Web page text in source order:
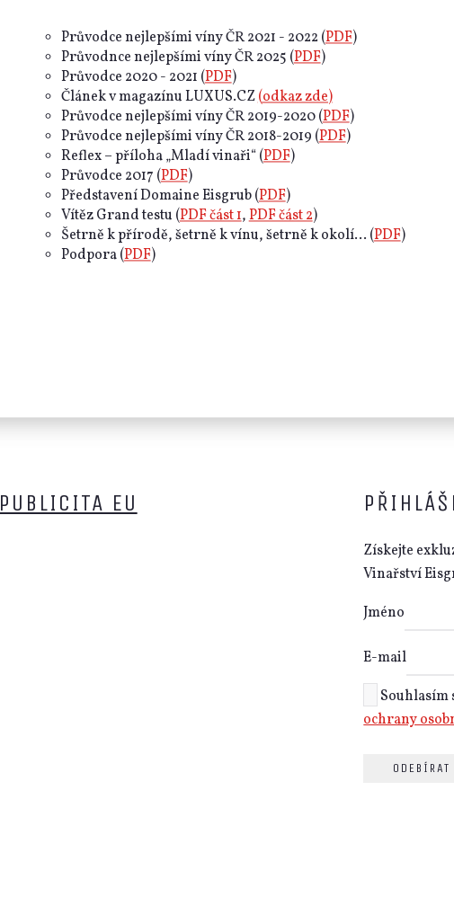
Průvodce nejlepšími víny ČR 2021 - 2022 (PDF)
Průvodnce nejlepšími víny ČR 2025 (PDF)
Průvodce 2020 - 2021 (PDF)
Článek v magazínu LUXUS.CZ(odkaz zde)
Průvodce nejlepšími víny ČR 2019-2020 (PDF)
Průvodce nejlepšími víny ČR 2018-2019 (PDF)
Reflex – příloha „Mladí vinaři“ (PDF)
Průvodce 2017 (PDF)
Představení Domaine Eisgrub (PDF)
Vítěz Grand testu (PDF část 1,PDF část 2)
Šetrně k přírodě, šetrně k vínu, šetrně k okolí... (PDF)
Podpora (PDF)
PUBLICITA EU
Získejte
Vinařství
Jméno
E-mail
Souhlasím
ochrany